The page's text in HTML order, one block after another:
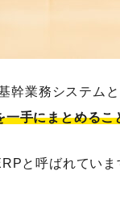
幹業務システム
手にまとめるこ
と呼ばれていま